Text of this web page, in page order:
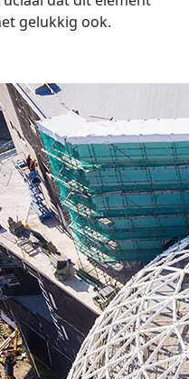
gelukkig ook.